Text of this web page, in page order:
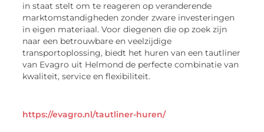
in staat stelt om te reageren op veranderende
marktomstandigheden zonder zware investeringen
in eigen materiaal. Voor diegenen die op zoek zijn
naar een betrouwbare en veelzijdige
transportoplossing, biedt het huren van een tautliner
van Evagro uit Helmond de perfecte combinatie van
kwaliteit, service en flexibiliteit.
https://evagro.nl/tautliner-huren/